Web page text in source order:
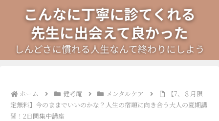
ホーム 健考庵 メンタルケア
【7、８月限
定無料】今のままでいいのかな？人生の宿題に向き合う大人の夏期講
習！2日間集中講座